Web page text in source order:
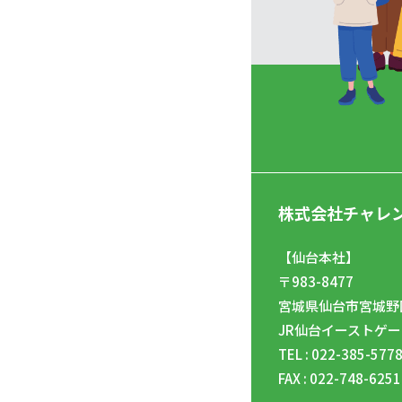
株式会社チャレ
【仙台本社】
〒983-8477
宮城県仙台市宮城
JR仙台イーストゲ
TEL : 022-385-5778
FAX : 022-748-6251